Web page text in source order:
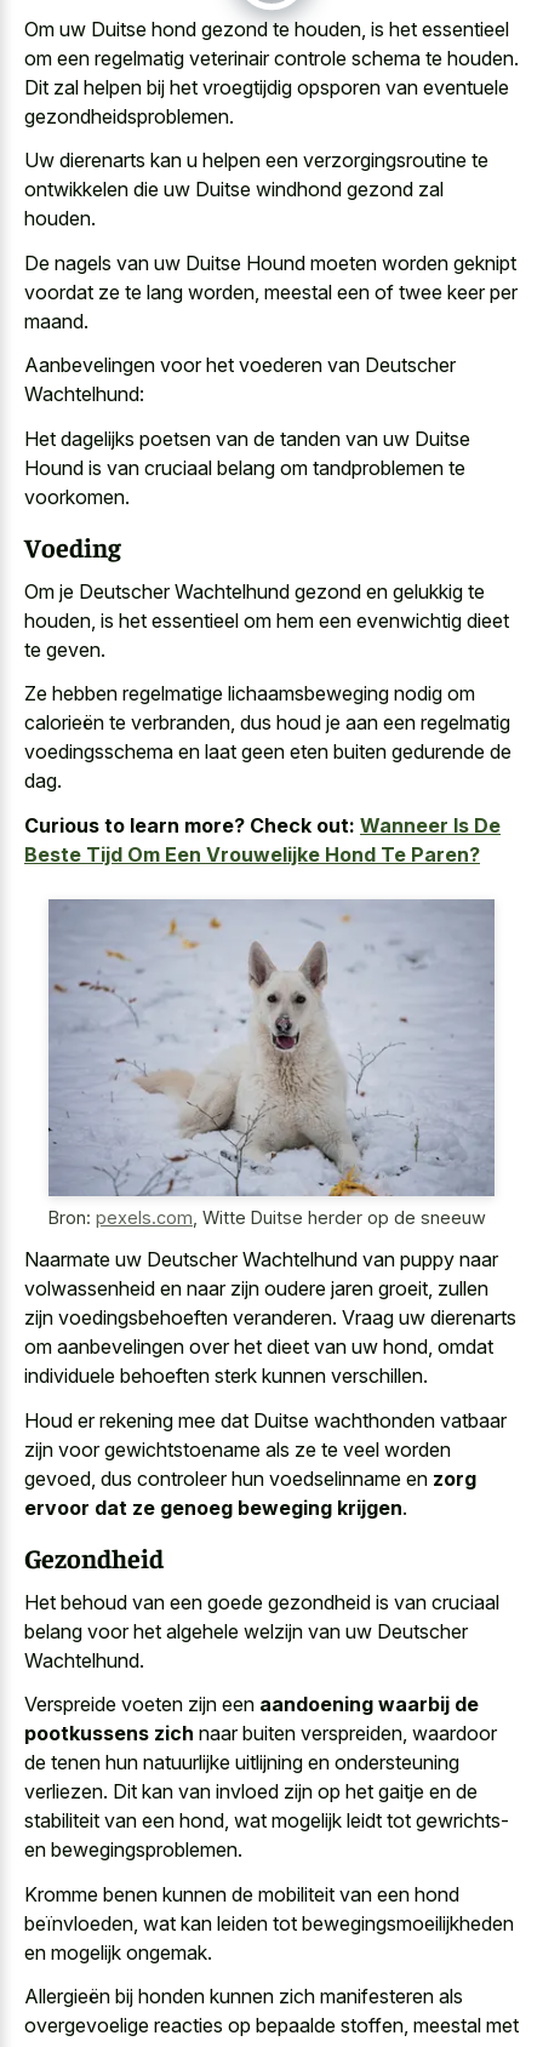
Om uw Duitse hond gezond te houden, is het essentieel
om een regelmatig veterinair controle schema te houden.
Dit zal helpen bij het vroegtijdig opsporen van eventuele
gezondheidsproblemen.
Uw dierenarts kan u helpen een verzorgingsroutine te
ontwikkelen die uw Duitse windhond gezond zal
houden.
De nagels van uw Duitse Hound moeten worden geknipt
voordat ze te lang worden, meestal een of twee keer per
maand.
Aanbevelingen voor het voederen van Deutscher
Wachtelhund:
Het dagelijks poetsen van de tanden van uw Duitse
Hound is van cruciaal belang om tandproblemen te
voorkomen.
Voeding
Om je Deutscher Wachtelhund gezond en gelukkig te
houden, is het essentieel om hem een evenwichtig dieet
te geven.
Ze hebben regelmatige lichaamsbeweging nodig om
calorieën te verbranden, dus houd je aan een regelmatig
voedingsschema en laat geen eten buiten gedurende de
dag.
Curious to learn more? Check out: Wanneer Is De
Beste Tijd Om Een Vrouwelijke Hond Te Paren?
Bron: pexels.com Witte Duitse herder op de sneeuw
Naarmate uw Deutscher Wachtelhund van puppy naar
volwassenheid en naar zijn oudere jaren groeit, zullen
zijn voedingsbehoeften veranderen. Vraag uw dierenarts
om aanbevelingen over het dieet van uw hond, omdat
individuele behoeften sterk kunnen verschillen.
Houd er rekening mee dat Duitse wachthonden vatbaar
zijn voor gewichtstoename als ze te veel worden
gevoed, dus controleer hun voedselinname en zorg
ervoor dat ze genoeg beweging krijgen.
Gezondheid
Het behoud van een goede gezondheid is van cruciaal
belang voor het algehele welzijn van uw Deutscher
Wachtelhund.
Verspreide voeten zijn een aandoening waarbij de
pootkussens zich naar buiten verspreiden, waardoor
de tenen hun natuurlijke uitlijning en ondersteuning
verliezen. Dit kan van invloed zijn op het gaitje en de
stabiliteit van een hond, wat mogelijk leidt tot gewrichts-
en bewegingsproblemen.
Kromme benen kunnen de mobiliteit van een hond
beïnvloeden, wat kan leiden tot bewegingsmoeilijkheden
en mogelijk ongemak.
Allergieën bij honden kunnen zich manifesteren als
overgevoelige reacties op bepaalde stoffen, meestal met